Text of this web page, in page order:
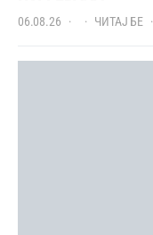
06.08.26 ЧИТАЈ БЕ